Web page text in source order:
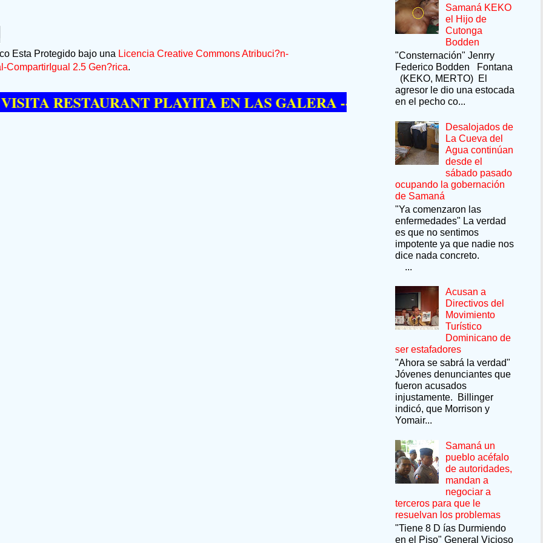
Esta Protegido bajo una Licencia Creative Commons Atribuci?n-
CompartirIgual 2.5 Gen?rica.
PLAYITA EN LAS GALERA --SÍ QUIERE PASAR UN
Samaná KEKO
el Hijo de
Cutonga
Bodden
"Consternación" Jenrry
Federico Bodden Fontana
(KEKO, MERTO) El
agresor le dio una estocada
en el pecho co...
Desalojados de
La Cueva del
Agua continúan
desde el
sábado pasado
ocupando la gobernación
de Samaná
"Ya comenzaron las
enfermedades" La verdad
es que no sentimos
impotente ya que nadie nos
dice nada concreto.
...
Acusan a
Directivos del
Movimiento
Turístico
Dominicano de
ser estafadores
"Ahora se sabrá la verdad"
Jóvenes denunciantes que
fueron acusados
injustamente. Billinger
indicó, que Morrison y
Yomair...
Samaná un
pueblo acéfalo
de autoridades,
mandan a
negociar a
terceros para que le
resuelvan los problemas
"Tiene 8 D ías Durmiendo
en el Piso" General Vicioso